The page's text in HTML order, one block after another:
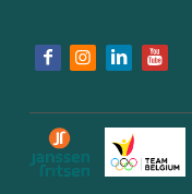
Bezoek
social
media
pagina's: